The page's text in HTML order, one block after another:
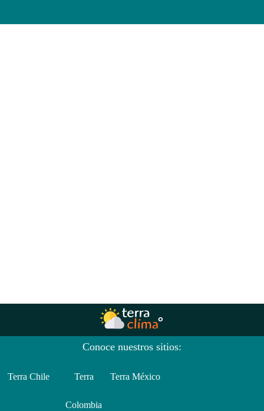
Conoce nuestros sitios:
Terra Chile Terra
Colombia
Terra México